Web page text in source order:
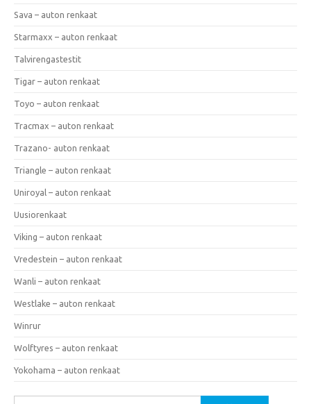
Sava – auton renkaat
Starmaxx – auton renkaat
Talvirengastestit
Tigar – auton renkaat
Toyo – auton renkaat
Tracmax – auton renkaat
Trazano- auton renkaat
Triangle – auton renkaat
Uniroyal – auton renkaat
Uusiorenkaat
Viking – auton renkaat
Vredestein – auton renkaat
Wanli – auton renkaat
Westlake – auton renkaat
Winrur
Wolftyres – auton renkaat
Yokohama – auton renkaat